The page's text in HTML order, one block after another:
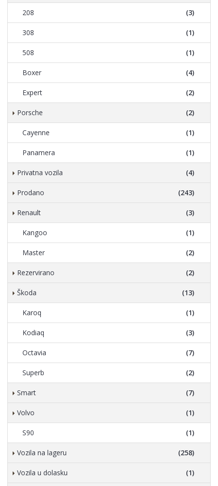
208 (3)
308 (1)
508 (1)
Boxer (4)
Expert (2)
Porsche (2)
Cayenne (1)
Panamera (1)
Privatna vozila (4)
Prodano (243)
Renault (3)
Kangoo (1)
Master (2)
Rezervirano (2)
Škoda (13)
Karoq (1)
Kodiaq (3)
Octavia (7)
Superb (2)
Smart (7)
Volvo (1)
S90 (1)
Vozila na lageru (258)
Vozila u dolasku (1)